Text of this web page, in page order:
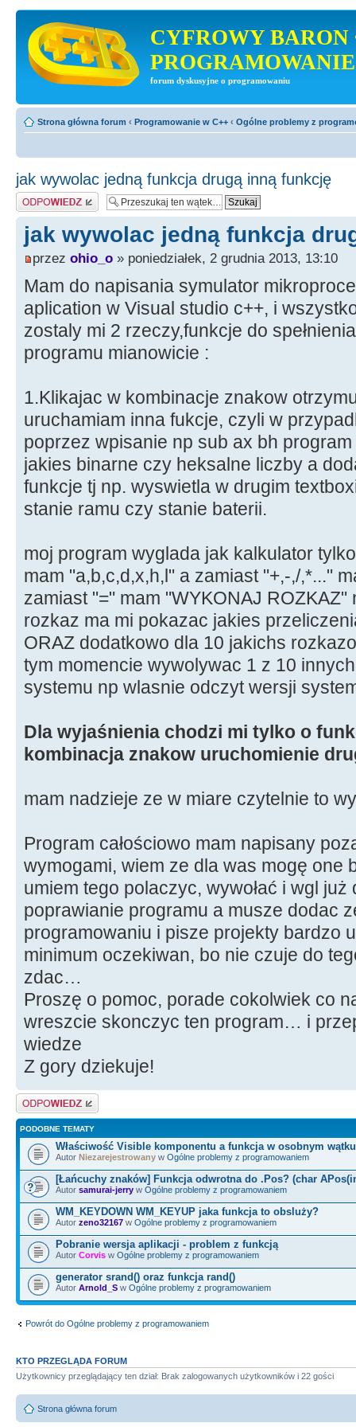
CYFROWY BARON
PROGRAMOWANIE
forum dyskusyjne o programowaniu
Strona główna forum ‹ Programowanie w C++ ‹ Ogólne problemy z
jak wywolac jedną funkcja drugą inną funkcję
Odpowiedz
jak wywolac jedną funkcja
przez ohio_o » poniedziałek, 2 grudnia 2013, 13:10
Mam do napisania symulator
aplication w Visual studio c++, i
zostaly mi 2 rzeczy,funkcje do
programu mianowicie :
1.Klikajac w kombinacje znakow
uruchamiam inna fukcje, czyli w
poprzez wpisanie np sub ax bh
jakies binarne czy heksalne liczby a
funkcje tj np. wyswietla w drugim
stanie ramu czy stanie baterii.
moj program wyglada jak kalkulator
mam "a,b,c,d,x,h,l" a zamiast "+,-,/,*..."
zamiast "=" mam "WYKONAJ
rozkaz ma mi pokazac jakies
ORAZ dodatkowo dla 10 jakichs
tym momencie wywolywac 1 z 10
systemu np wlasnie odczyt wersji
Dla wyjaśnienia chodzi mi tylko o
kombinacja znakow uruchomienie
mam nadzieje ze w miare czytelnie to
Program całościowo mam napisany
wymogami, wiem ze dla was mogę one
umiem tego polaczyc, wywołać i wgl
poprawianie programu a musze dodac
programowaniu i pisze projekty bardzo
minimum oczekiwan, bo nie czuje do
zdac…
Proszę o pomoc, porade cokolwiek co
wreszcie skonczyc ten program… i
wiedze
Z gory dziekuje!
Odpowiedz
PODOBNE TEMATY
Właściwość Visible komponentu a funkcja w osobnym
Autor Niezarejestrowany w Ogólne problemy z programowaniem
[Łańcuchy znaków] Funkcja odwrotna do .Pos? (char
Autor samurai-jerry w Ogólne problemy z programowaniem
WM_KEYDOWN WM_KEYUP jaka funkcja to obsluży?
Autor zeno32167 w Ogólne problemy z programowaniem
Pobranie wersja aplikacji - problem z funkcją
Autor Corvis w Ogólne problemy z programowaniem
generator srand() oraz funkcja rand()
Autor Arnold_S w Ogólne problemy z programowaniem
Powrót do Ogólne problemy z programowaniem
KTO PRZEGLĄDA FORUM
Użytkownicy przeglądający ten dział: Brak zalogowanych użytkowników i 22 gości
Strona główna forum